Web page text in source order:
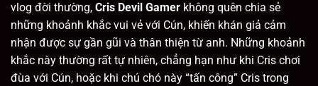
vlog đời thường, Cris Devil Gamer không quên chia sẻ
những khoảnh khắc vui vẻ với Cún, khiến khán giả cảm
nhận được sự gần gũi và thân thiện từ anh. Những khoảnh
khắc này thường rất tự nhiên, chẳng hạn như khi Cris chơi
đùa với Cún, hoặc khi chú chó này “tấn công” Cris trong